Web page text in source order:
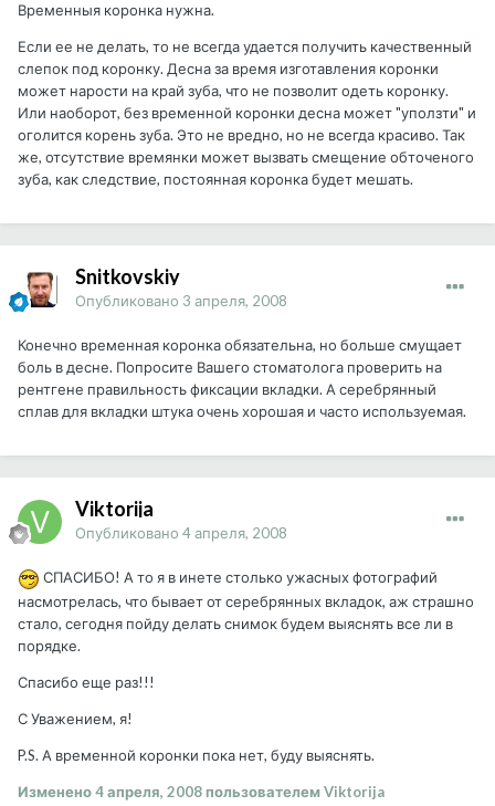
Временныя коронка нужна.
Если ее не делать, то не всегда удается получить качественный
слепок под коронку. Десна за время изготавления коронки
может нарости на край зуба, что не позволит одеть коронку.
Или наоборот, без временной коронки десна может "уползти" и
оголится корень зуба. Это не вредно, но не всегда красиво. Так
же, отсутствие времянки может вызвать смещение обточеного
зуба, как следствие, постоянная коронка будет мешать.
Snitkovskiy
Опубликовано 3 апреля, 2008
Конечно временная коронка обязательна, но больше смущает
боль в десне. Попросите Вашего стоматолога проверить на
рентгене правильность фиксации вкладки. А серебрянный
сплав для вкладки штука очень хорошая и часто используемая.
Viktorija
Опубликовано 4 апреля, 2008
СПАСИБО! А то я в инете столько ужасных фотографий
насмотрелась, что бывает от серебрянных вкладок, аж страшно
стало, сегодня пойду делать снимок будем выяснять все ли в
порядке.
Спасибо еще раз!!!
С Уважением, я!
P.S. А временной коронки пока нет, буду выяснять.
Изменено4 апреля, 2008пользователем Viktorija